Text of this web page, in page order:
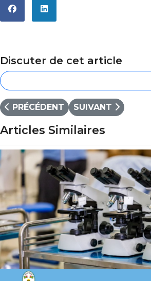
Discuter de cet article
ARTICLE PRÉCÉDENT : LA
PRÉCÉDENT ARTICLE
SUIVANT
Articles Similaires